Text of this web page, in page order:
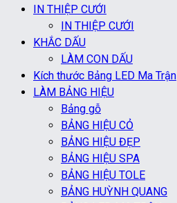
IN THIỆP CƯỚI
IN THIỆP CƯỚI
KHẮC DẤU
LÀM CON DẤU
Kích thước Bảng LED Ma Trận
LÀM BẢNG HIỆU
Bảng gỗ
BẢNG HIỆU CỎ
BẢNG HIỆU ĐẸP
BẢNG HIỆU SPA
BẢNG HIỆU TOLE
BẢNG HUỲNH QUANG